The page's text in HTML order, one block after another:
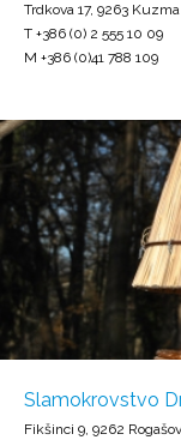
Trdkova 17, 9263 Kuzma
T +386 (0) 2 555 10 09
M +386 (0)41 788 109
Slamokrovstvo
Fikšinci 9, 9262